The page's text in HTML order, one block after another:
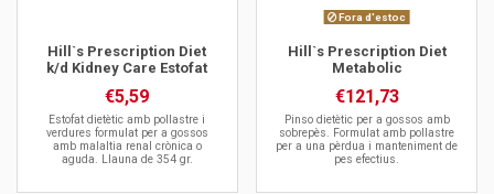
Hill`s Prescription Diet
k/d Kidney Care Estofat
€5,59
Estofat dietètic amb pollastre i
verdures formulat per a gossos
amb malaltia renal crònica o
aguda. Llauna de 354 gr.
Fora d'estoc
Hill`s Prescription Diet
Metabolic
€121,73
Pinso dietètic per a gossos amb
sobrepès. Formulat amb pollastre
per a una pèrdua i manteniment de
pes efectius.